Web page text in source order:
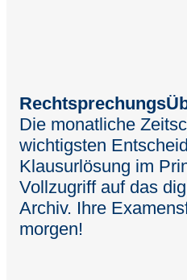
Die monatliche
wichtigsten
Klausurlösung im
Vollzugriff auf das
Archiv. Ihre
morgen!